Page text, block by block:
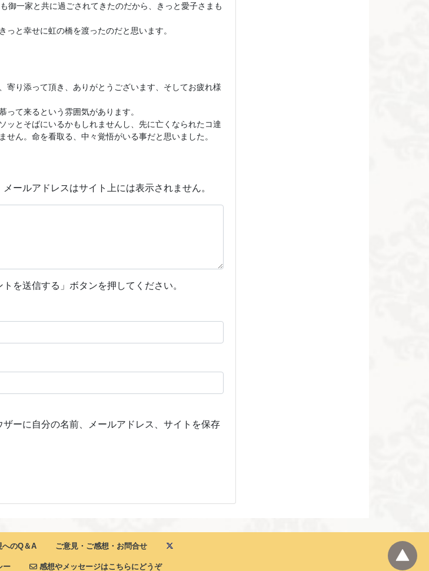
御一家と共に過ごされてきたのだから、きっと愛子さまも
っと幸せに虹の橋を渡ったのだと思います。
寄り添って頂き、ありがとうございます、そしてお疲れ様
って来るという雰囲気があります。
ッとそばにいるかもしれませんし、先に亡くなられたコ達
せん。命を看取る、中々覚悟がいる事だと思いました。
ールアドレスはサイト上には表示されません。
を送信する」ボタンを押してください。
ーに自分の名前、メールアドレス、サイトを保存
へのQ＆A ご意見・ご感想・お問合せ
ー 感想やメッセージはこちらにどうぞ